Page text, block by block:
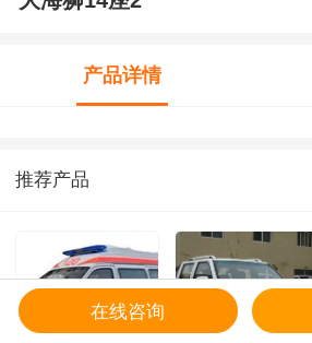
产品详情
推荐产品
首页 客服
在线咨询